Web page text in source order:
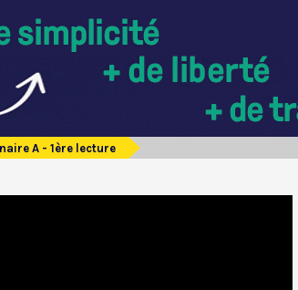
A - 1ère lecture